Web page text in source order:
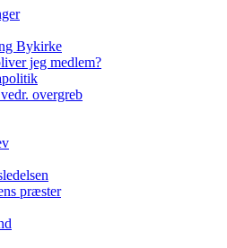
Bykirke
jeg medlem?
overgreb
præster